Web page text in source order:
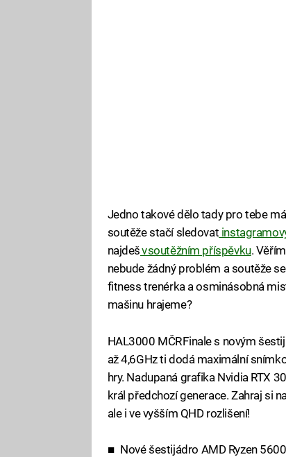
Jedno takové dělo tady pro tebe
soutěže stačí sledovat
najdešv soutěžním příspěvku.
nebude žádný problém a soutěže
fitness trenérka a osminásobná
mašinu hrajeme?
HAL3000 MČR Finale s novým
až 4,6GHz ti dodá maximální
hry. Nadupaná grafika Nvidia RTX
král předchozí generace. Zahraj si
ale i ve vyšším QHD rozlišení!
Nové šestijádro AMD Ryzen